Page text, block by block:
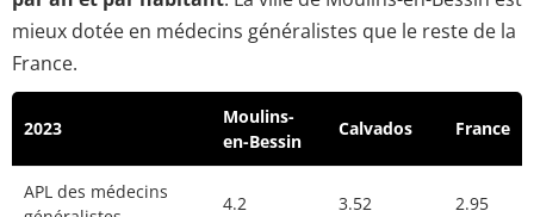
mieux dotée en médecins généralistes que le reste de la
France.
2023
Moulins-
en-Bessin
Calvados France
APL des médecins
4.2 3.52 2.95